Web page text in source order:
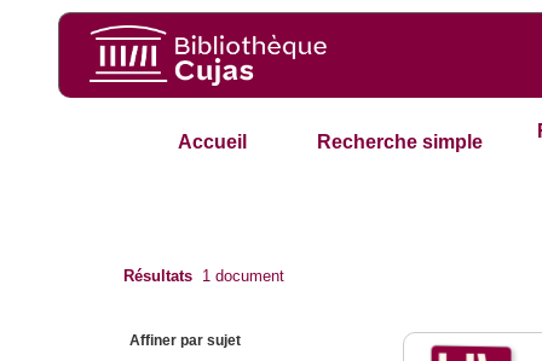
Accueil Recherche simple
Résultats 1 document
Affiner par sujet